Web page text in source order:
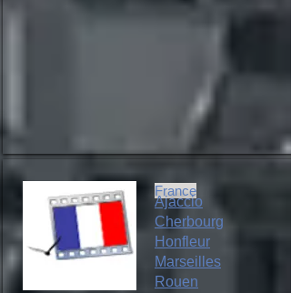
France
Ajaccio
Cherbourg
Honfleur
Marseilles
Rouen